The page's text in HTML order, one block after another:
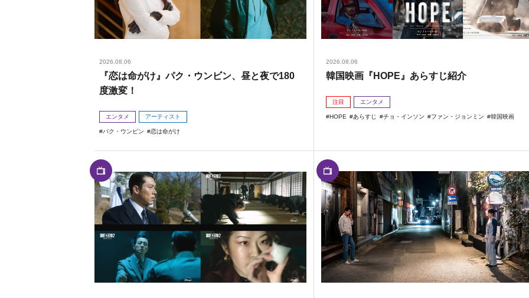
2026.08.06
『恋は命がけ』パク・ウンビン、昼と夜で180
度激変！
エンタメ アーティスト
パク・ウンビン 恋は命がけ
2026.08.06
韓国映画『HOPE』あらすじ紹介
注目 エンタメ
HOPE あらすじ チョ・インソン ファン・ジョンミン 韓国映画